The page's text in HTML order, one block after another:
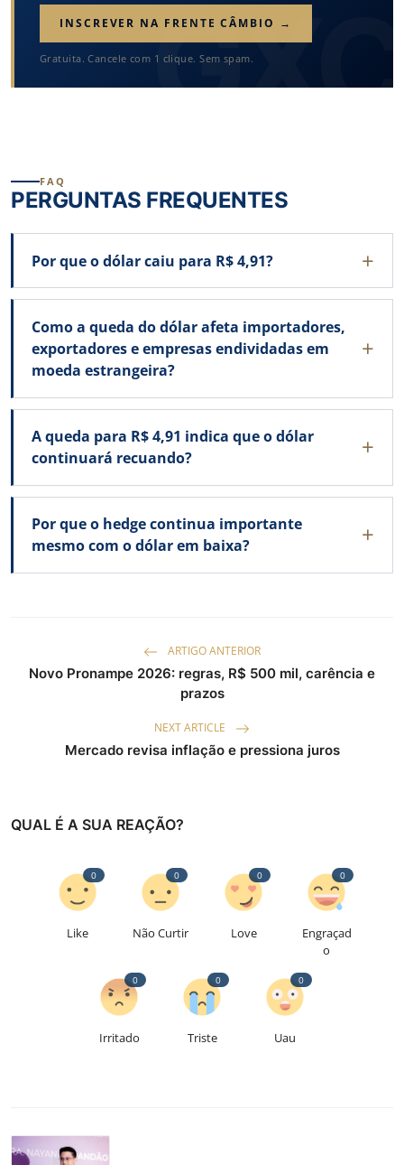
INSCREVER NA FRENTE CÂMBIO →
Gratuita. Cancele com 1 clique. Sem spam.
FAQ
PERGUNTAS FREQUENTES
Por que o dólar caiu para R$ 4,91?
Como a queda do dólar afeta importadores,
exportadores e empresas endividadas em
moeda estrangeira?
A queda para R$ 4,91 indica que o dólar
continuará recuando?
Por que o hedge continua importante
mesmo com o dólar em baixa?
ARTIGO ANTERIOR
Novo Pronampe 2026: regras, R$ 500 mil, carência e
prazos
NEXT ARTICLE
Mercado revisa inflação e pressiona juros
QUAL É A SUA REAÇÃO?
Like
0
Não Curtir
0
Love
0
Engraçad
o
0
Irritado
0
Triste
0
Uau
0